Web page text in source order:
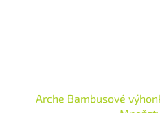
Arche Bambusové